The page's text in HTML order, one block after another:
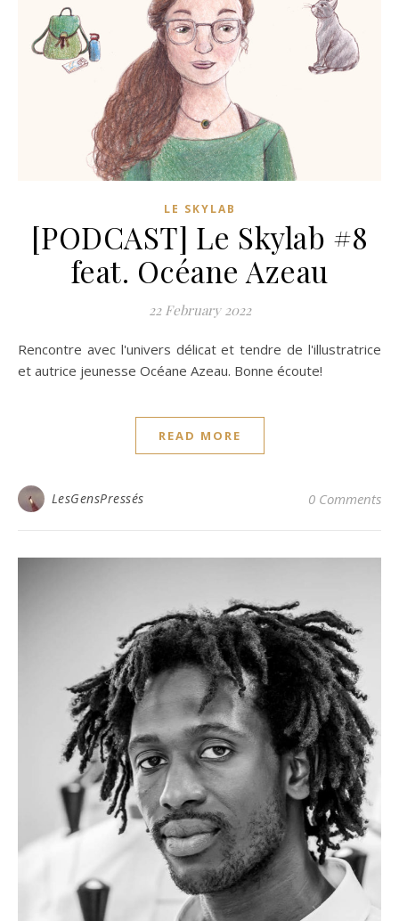
LE SKYLAB
[PODCAST] Le Skylab #8
feat. Océane Azeau
22 February 2022
Rencontre avec l'univers délicat et tendre de l'illustratrice
et autrice jeunesse Océane Azeau. Bonne écoute!
READ MORE
LesGensPressés 0 Comments